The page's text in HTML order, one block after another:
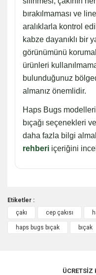
bırakılmaması ve
aralıklarla kontrol
kabze dayanıklı bir
görünümünü
ürünleri
bulunduğunuz
almanız önemlidir.
Haps Bugs
bıçağı seçenekleri
daha fazla bilgi
rehberi içeriğini
Bu ürüne
Etiketler :
çakı
cep çakısı
haps bugs bıçak bıçak
ÜCRETSİZ